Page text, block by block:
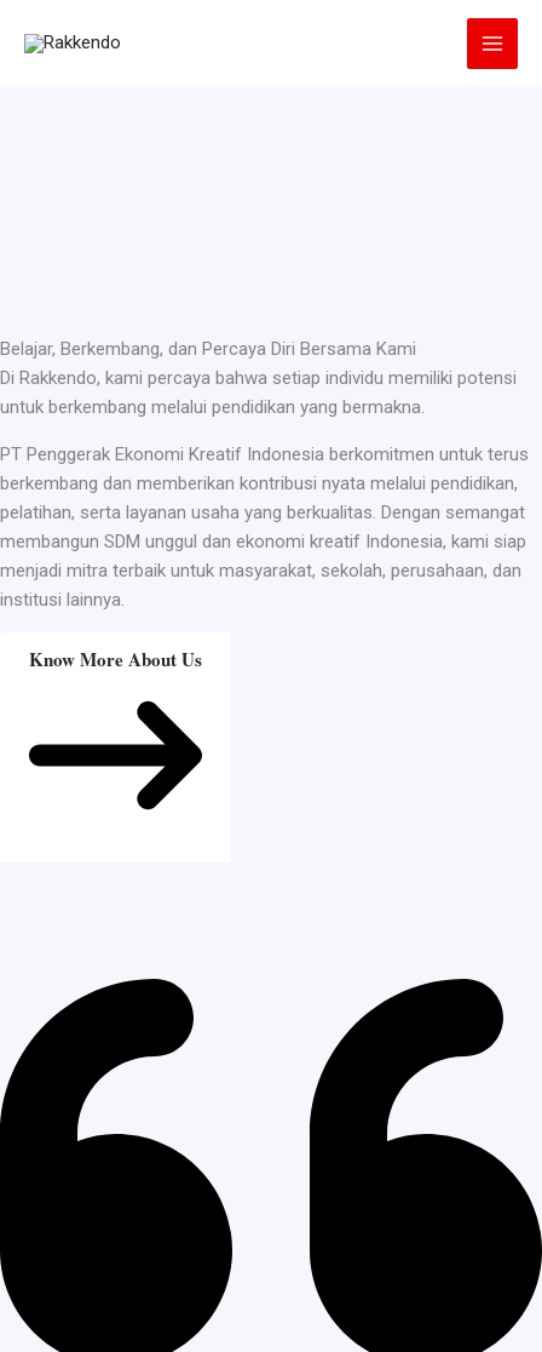
Belajar, Berkembang, dan Percaya Diri Bersama Kami
Di Rakkendo, kami percaya bahwa setiap individu memiliki potensi
untuk berkembang melalui pendidikan yang bermakna.
PT Penggerak Ekonomi Kreatif Indonesia berkomitmen untuk terus
berkembang dan memberikan kontribusi nyata melalui pendidikan,
pelatihan, serta layanan usaha yang berkualitas. Dengan semangat
membangun SDM unggul dan ekonomi kreatif Indonesia, kami siap
menjadi mitra terbaik untuk masyarakat, sekolah, perusahaan, dan
institusi lainnya.
Know More About Us